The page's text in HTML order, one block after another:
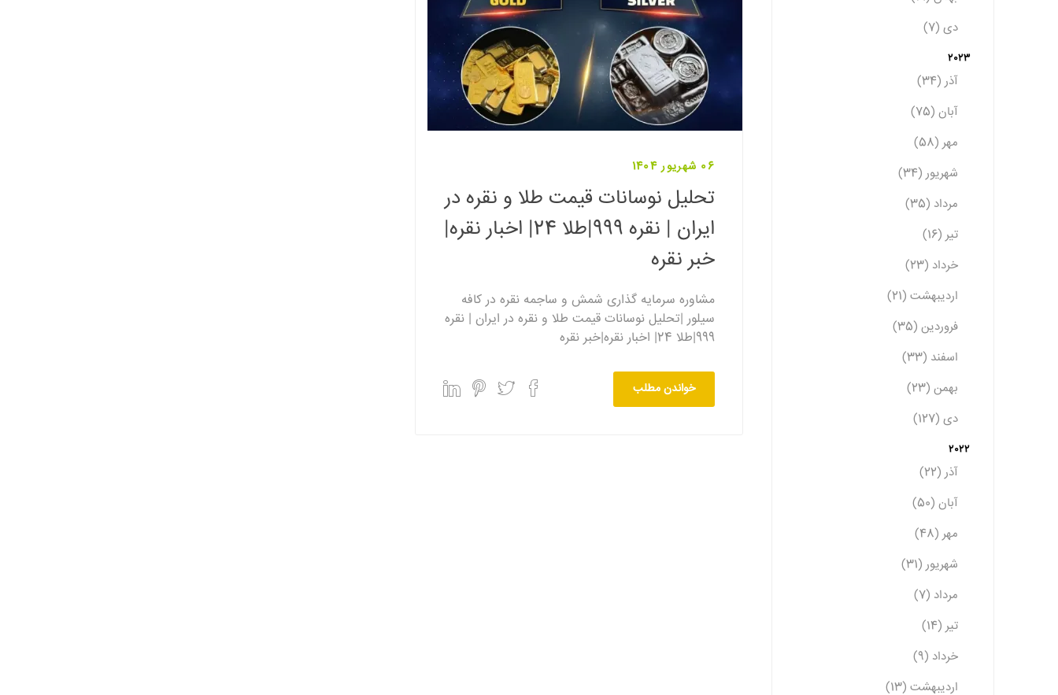
06 شهریور 1404
تحلیل نوسانات قیمت طلا و نقره در
ایران | نقره 999|طلا 24| اخبار نقره|
خبر نقره
مشاوره سرمایه گذاری شمش و ساجمه نقره در کافه
سیلور |تحلیل نوسانات قیمت طلا و نقره در ایران | نقره
999|طلا 24| اخبار نقره|خبر نقره
خواندن مطلب
دی (7)
2023
آذر (34)
آبان (75)
مهر (58)
شهریور (34)
مرداد (35)
تیر (16)
خرداد (23)
اردیبهشت (21)
فروردین (35)
اسفند (33)
بهمن (23)
دی (127)
2022
آذر (22)
آبان (50)
مهر (48)
شهریور (31)
مرداد (7)
تیر (14)
خرداد (9)
اردیبهشت (13)